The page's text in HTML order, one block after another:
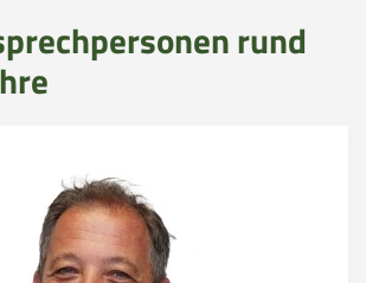
rund